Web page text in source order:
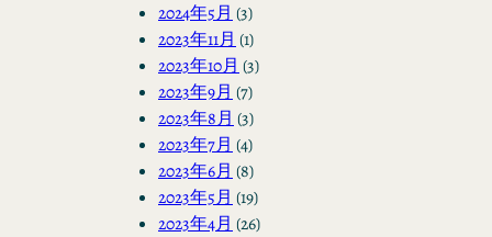
2024年5月 (3)
2023年11月 (1)
2023年10月 (3)
2023年9月 (7)
2023年8月 (3)
2023年7月 (4)
2023年6月 (8)
2023年5月 (19)
2023年4月 (26)